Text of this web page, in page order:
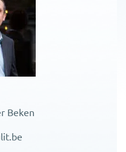
Beken